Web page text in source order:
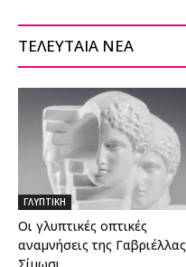
ΤΕΛΕΥΤΑΙΑ ΝΕΑ
ΓΛΥΠΤΙΚΗ
Οι γλυπτικές οπτικές
αναμνήσεις της Γαβριέλλας